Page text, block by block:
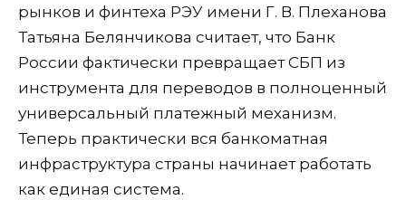
рынков и финтеха РЭУ имени Г. В. Плеханова
Татьяна Белянчикова считает, что Банк
России фактически превращает СБП из
инструмента для переводов в полноценный
универсальный платежный механизм.
Теперь практически вся банкоматная
инфраструктура страны начинает работать
как единая система.